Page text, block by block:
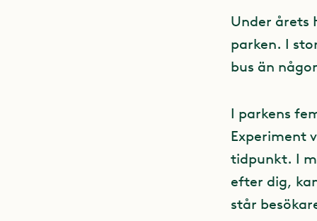
Under årets
parken. I
bus än
I parkens
Experiment
tidpunkt. I
efter dig,
står